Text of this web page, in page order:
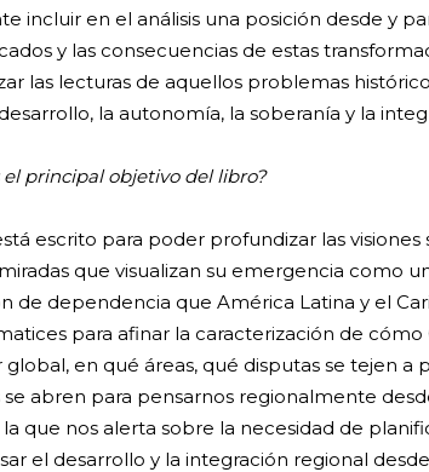
incluir en el análisis una posición desde y
y las consecuencias de estas
las lecturas de aquellos problemas
la autonomía, la soberanía y la
el principal objetivo del libro?
escrito para poder profundizar las
que visualizan su emergencia como
de dependencia que América Latina y el
para afinar la caracterización de
en qué áreas, qué disputas se tejen
se abren para pensarnos regionalmente
la que nos alerta sobre la necesidad de
el desarrollo y la integración regional